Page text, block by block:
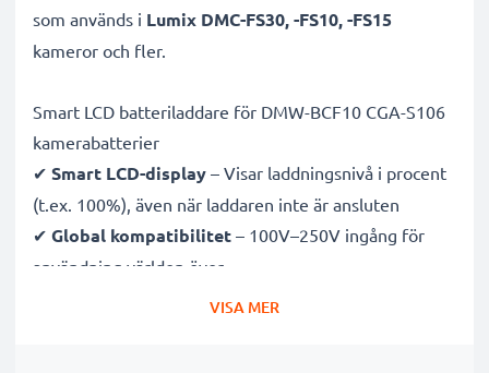
som används i Lumix DMC-FS30, -FS10, -FS15
kameror och fler.
Smart LCD batteriladdare för DMW-BCF10 CGA-S106
kamerabatterier
✔ Smart LCD-display – Visar laddningsnivå i procent
(t.ex. 100%), även när laddaren inte är ansluten
✔ Global kompatibilitet – 100V–250V ingång för
användning världen över
Intelligent laddning – Skonsam, variabel spänning
VISA MER